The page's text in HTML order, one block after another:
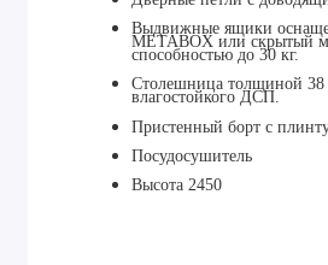
Выдвижные ящики
МЕТАBOX или скрытый
способностью до 30 кг.
Столешница толщиной
влагостойкого ДСП.
Пристенный борт с
Посудосушитель
Высота 2450